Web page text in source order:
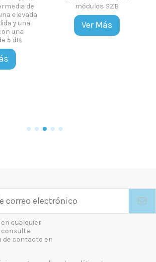
de
elevada
y una
una
5 dB.
módulos SZB
Ver Más
en cualquier
consulte
de contacto en